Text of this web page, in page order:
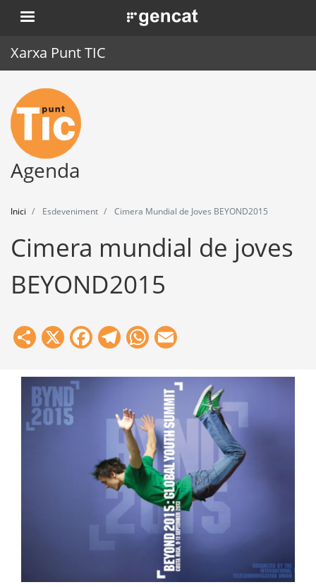
Vés
al
. Obre en una nova finestra.
Xarxa Punt TIC
Inici
Punt TIC
Actualitat
Eines
Agenda
Inici Esdeveniment Cimera Mundial de Joves BEYOND2015
Cimera mundial de joves
BEYOND2015
Share
X Facebook
Telegram
WhatsApp